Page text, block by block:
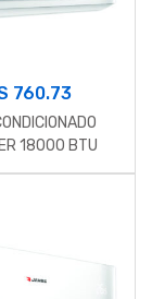
760.73
18000 BTU